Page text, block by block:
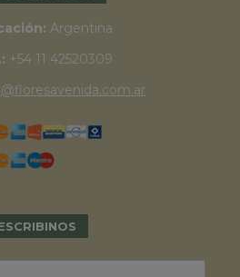
Argentina
+54 11 42520309